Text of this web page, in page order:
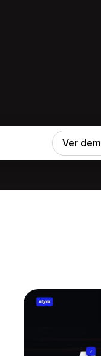
Ver